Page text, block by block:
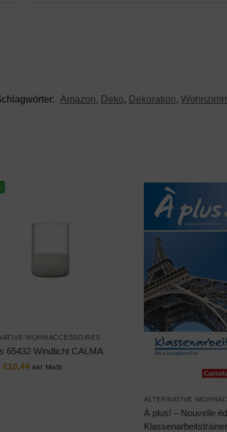
Amazon, Deko, Dekoration,
WOHNACCESSOIRES
65432 Windlicht CALMA
€10,44 inkl. MwSt.
ALTERNATIVE
À plus! – Nouvelle